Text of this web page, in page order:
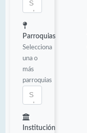
Parroquias
Selecciona
una o
más
parroquias
Institución